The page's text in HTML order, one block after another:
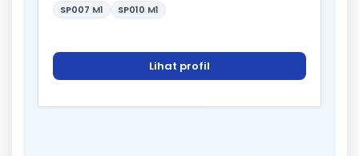
SP007 M1 SP010 M1
Lihat profil